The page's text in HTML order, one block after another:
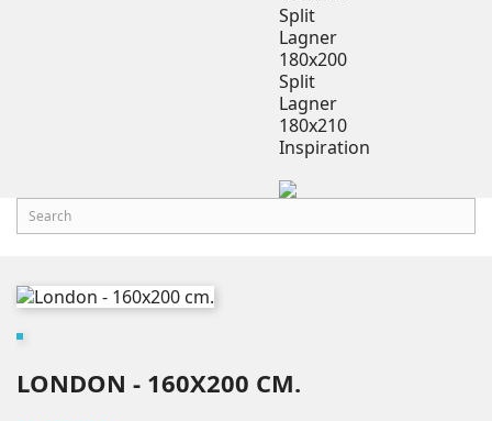
Split
Lagner
180x200
Split
Lagner
180x210
Inspiration
LONDON - 160X200 CM.